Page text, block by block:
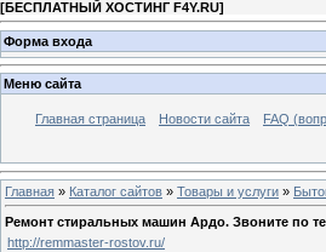
[БЕСПЛАТНЫЙ ХОСТИНГ F4Y.RU]
Форма входа
Меню сайта
Главная страница Новости сайта FAQ
Главная » Каталог сайтов » Товары и услуги »
Ремонт стиральных машин Ардо. Звоните по
http://remmaster-rostov.ru/